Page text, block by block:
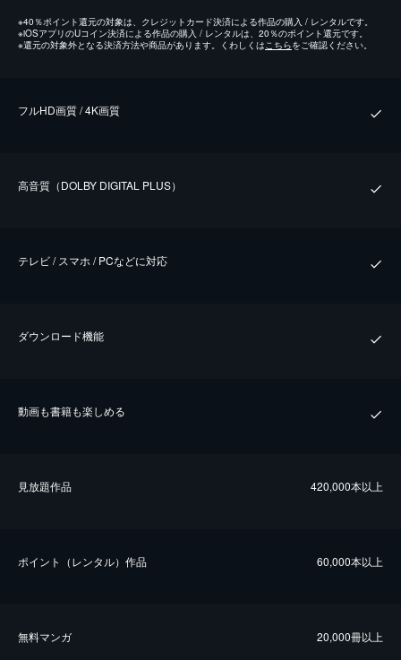
※40％ポイント還元の対象は、クレジットカード決済による作品の購入 / レンタルです。
※iOSアプリのUコイン決済による作品の購入 / レンタルは、20％のポイント還元です。
※還元の対象外となる決済方法や商品があります。くわしくはこちらをご確認ください。
フルHD画質 / 4K画質
⾼⾳質（DOLBY DIGITAL PLUS）
テレビ / スマホ / PCなどに対応
ダウンロード機能
動画も書籍も楽しめる
⾒放題作品 420,000本以上
ポイント（レンタル）作品 60,000本以上
無料マンガ 20,000冊以上